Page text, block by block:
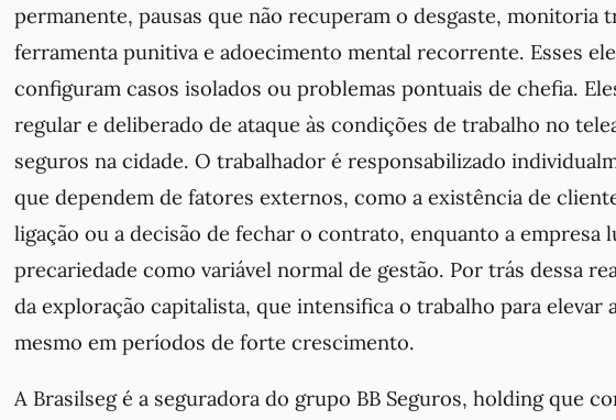
permanente, pausas que não recuperam o desgaste, monitoria
ferramenta punitiva e adoecimento mental recorrente. Esses
configuram casos isolados ou problemas pontuais de chefia.
regular e deliberado de ataque às condições de trabalho no
seguros na cidade. O trabalhador é responsabilizado
que dependem de fatores externos, como a existência de
ligação ou a decisão de fechar o contrato, enquanto a empresa
precariedade como variável normal de gestão. Por trás dessa
da exploração capitalista, que intensifica o trabalho para elevar
mesmo em períodos de forte crescimento.
A Brasilseg é a seguradora do grupo BB Seguros, holding que